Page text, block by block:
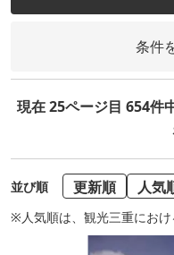
条件
現在 25ページ目 654件
並び順 更新順 人気
※人気順は、観光三重にお